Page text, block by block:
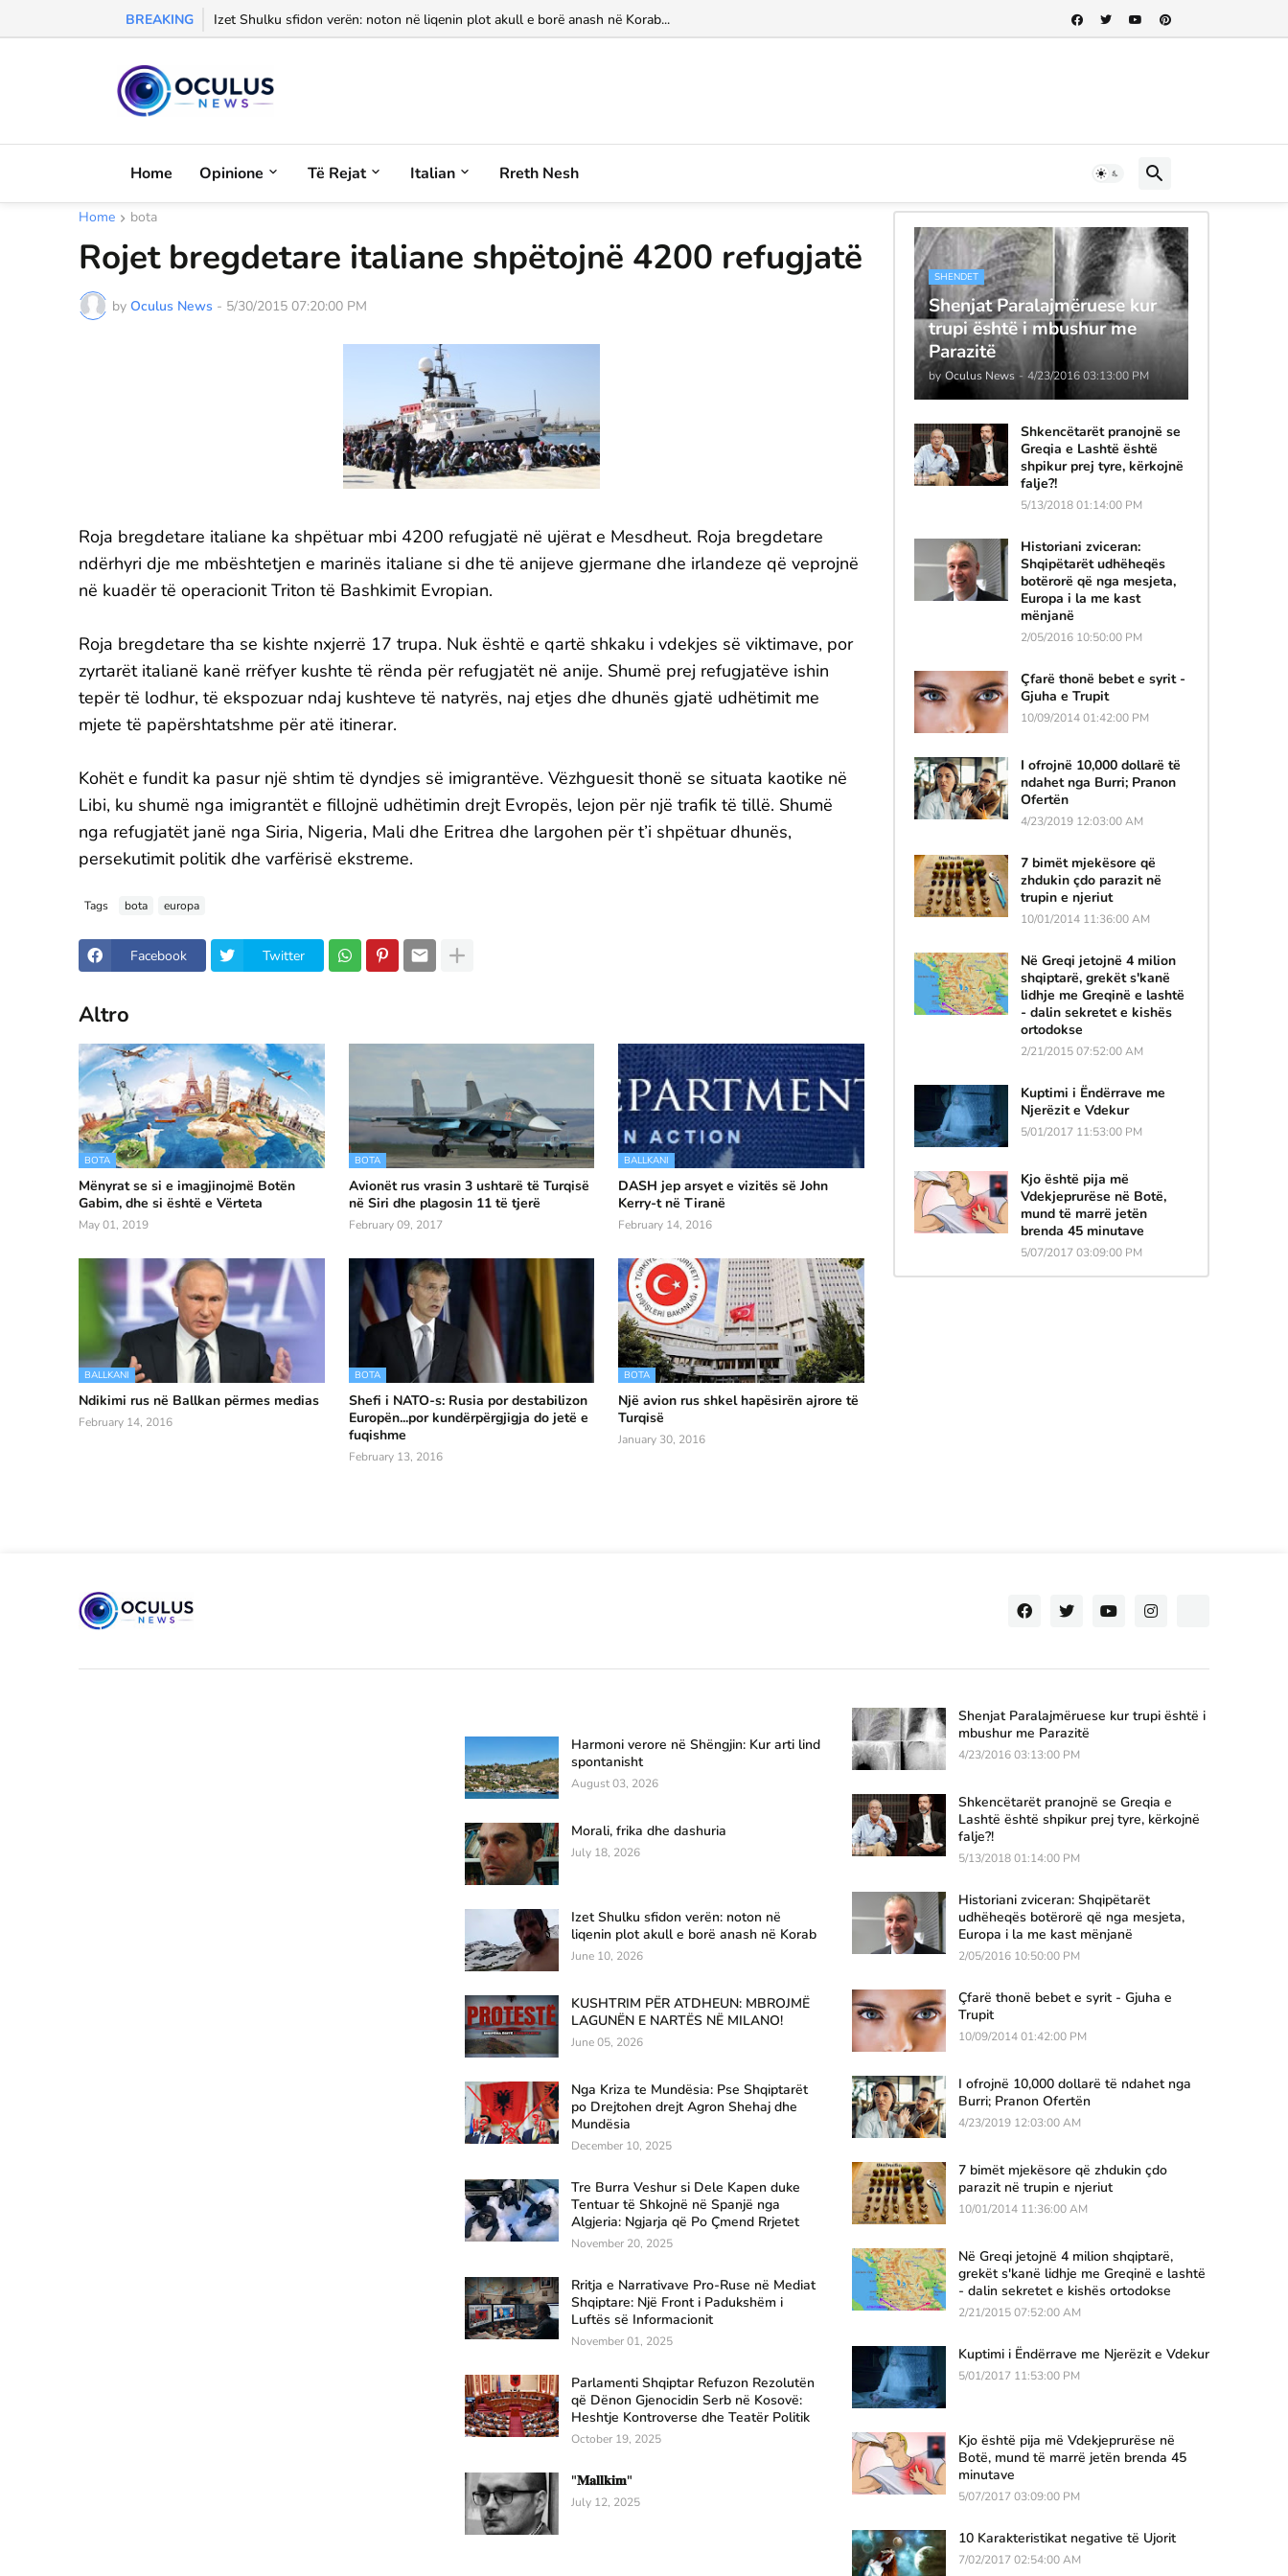
BREAKING Izet Shulku sfidon verën: noton në liqenin plot akull e borë anash në Korab...
Home Opinione Të Rejat Italian Rreth Nesh
Home bota
Rojet bregdetare italiane shpëtojnë 4200 refugjatë
by Oculus News - 5/30/2015 07:20:00 PM
Roja bregdetare italiane ka shpëtuar mbi 4200 refugjatë në ujërat e Mesdheut. Roja bregdetare
ndërhyri dje me mbështetjen e marinës italiane si dhe të anijeve gjermane dhe irlandeze që veprojnë
në kuadër të operacionit Triton të Bashkimit Evropian.
Roja bregdetare tha se kishte nxjerrë 17 trupa. Nuk është e qartë shkaku i vdekjes së viktimave, por
zyrtarët italianë kanë rrëfyer kushte të rënda për refugjatët në anije. Shumë prej refugjatëve ishin
tepër të lodhur, të ekspozuar ndaj kushteve të natyrës, naj etjes dhe dhunës gjatë udhëtimit me
mjete të papërshtatshme për atë itinerar.
Kohët e fundit ka pasur një shtim të dyndjes së imigrantëve. Vëzhguesit thonë se situata kaotike në
Libi, ku shumë nga imigrantët e fillojnë udhëtimin drejt Evropës, lejon për një trafik të tillë. Shumë
nga refugjatët janë nga Siria, Nigeria, Mali dhe Eritrea dhe largohen për t’i shpëtuar dhunës,
persekutimit politik dhe varfërisë ekstreme.
Tags bota europa
Facebook Twitter
Altro
BOTA
Mënyrat se si e imagjinojmë Botën
Gabim, dhe si është e Vërteta
May 01, 2019
BOTA
Avionët rus vrasin 3 ushtarë të Turqisë
në Siri dhe plagosin 11 të tjerë
February 09, 2017
BALLKANI
DASH jep arsyet e vizitës së John
Kerry-t në Tiranë
February 14, 2016
BALLKANI
Ndikimi rus në Ballkan përmes medias
February 14, 2016
BOTA
Shefi i NATO-s: Rusia por destabilizon
Europën...por kundërpërgjigja do jetë e
fuqishme
February 13, 2016
BOTA
Një avion rus shkel hapësirën ajrore të
Turqisë
January 30, 2016
SHENDET
Shenjat Paralajmëruese kur
trupi është i mbushur me
Parazitë
by Oculus News - 4/23/2016 03:13:00 PM
Shkencëtarët pranojnë se
Greqia e Lashtë është
shpikur prej tyre, kërkojnë
falje?!
5/13/2018 01:14:00 PM
Historiani zviceran:
Shqipëtarët udhëheqës
botërorë që nga mesjeta,
Europa i la me kast
mënjanë
2/05/2016 10:50:00 PM
Çfarë thonë bebet e syrit -
Gjuha e Trupit
10/09/2014 01:42:00 PM
I ofrojnë 10,000 dollarë të
ndahet nga Burri; Pranon
Ofertën
4/23/2019 12:03:00 AM
7 bimët mjekësore që
zhdukin çdo parazit në
trupin e njeriut
10/01/2014 11:36:00 AM
Në Greqi jetojnë 4 milion
shqiptarë, grekët s'kanë
lidhje me Greqinë e lashtë
- dalin sekretet e kishës
ortodokse
2/21/2015 07:52:00 AM
Kuptimi i Ëndërrave me
Njerëzit e Vdekur
5/01/2017 11:53:00 PM
Kjo është pija më
Vdekjeprurëse në Botë,
mund të marrë jetën
brenda 45 minutave
5/07/2017 03:09:00 PM
Harmoni verore në Shëngjin: Kur arti lind
spontanisht
August 03, 2026
Morali, frika dhe dashuria
July 18, 2026
Izet Shulku sfidon verën: noton në
liqenin plot akull e borë anash në Korab
June 10, 2026
KUSHTRIM PËR ATDHEUN: MBROJMË
LAGUNËN E NARTËS NË MILANO!
June 05, 2026
Nga Kriza te Mundësia: Pse Shqiptarët
po Drejtohen drejt Agron Shehaj dhe
Mundësia
December 10, 2025
Tre Burra Veshur si Dele Kapen duke
Tentuar të Shkojnë në Spanjë nga
Algjeria: Ngjarja që Po Çmend Rrjetet
November 20, 2025
Rritja e Narrativave Pro-Ruse në Mediat
Shqiptare: Një Front i Padukshëm i
Luftës së Informacionit
November 01, 2025
Parlamenti Shqiptar Refuzon Rezolutën
që Dënon Gjenocidin Serb në Kosovë:
Heshtje Kontroverse dhe Teatër Politik
October 19, 2025
"𝐌𝐚𝐥𝐥𝐤𝐢𝐦"
July 12, 2025
Shenjat Paralajmëruese kur trupi është i
mbushur me Parazitë
4/23/2016 03:13:00 PM
Shkencëtarët pranojnë se Greqia e
Lashtë është shpikur prej tyre, kërkojnë
falje?!
5/13/2018 01:14:00 PM
Historiani zviceran: Shqipëtarët
udhëheqës botërorë që nga mesjeta,
Europa i la me kast mënjanë
2/05/2016 10:50:00 PM
Çfarë thonë bebet e syrit - Gjuha e
Trupit
10/09/2014 01:42:00 PM
I ofrojnë 10,000 dollarë të ndahet nga
Burri; Pranon Ofertën
4/23/2019 12:03:00 AM
7 bimët mjekësore që zhdukin çdo
parazit në trupin e njeriut
10/01/2014 11:36:00 AM
Në Greqi jetojnë 4 milion shqiptarë,
grekët s'kanë lidhje me Greqinë e lashtë
- dalin sekretet e kishës ortodokse
2/21/2015 07:52:00 AM
Kuptimi i Ëndërrave me Njerëzit e Vdekur
5/01/2017 11:53:00 PM
Kjo është pija më Vdekjeprurëse në
Botë, mund të marrë jetën brenda 45
minutave
5/07/2017 03:09:00 PM
10 Karakteristikat negative të Ujorit
7/02/2017 02:54:00 AM